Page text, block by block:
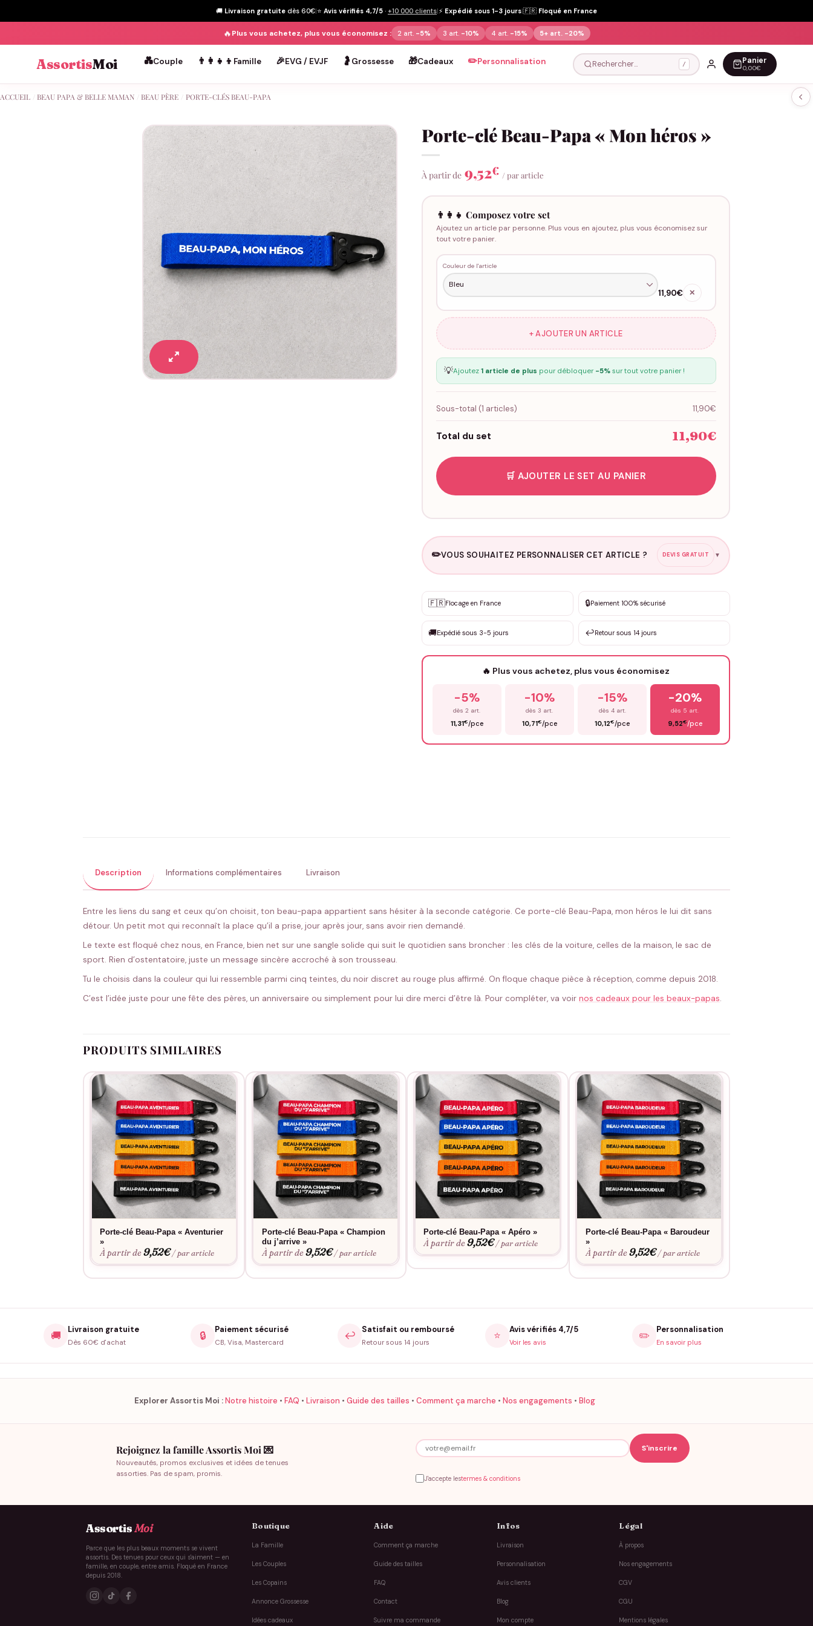
🚚 Livraison gratuite dès 60€|⭐ Avis vérifiés 4,7/5 · +10 000 clients|⚡ Expédié sous 1-3 jours|🇫🇷 Floqué en France
🔥Plus vous achetez, plus vous économisez : 2 art. -5% 3 art. -10% 4 art. -15% 5+ art. -20%
AssortisMoi 💑Couple 👨‍👩‍👧‍👦 Famille 🎉EVG / EVJF 🤰 Grossesse 🎁Cadeaux ✏️Personnalisation Rechercher… / Panier
0,00€
ACCUEIL BEAU PAPA & BELLE MAMAN BEAU PÈRE PORTE-CLÉS BEAU-PAPA
Porte-clé Beau-Papa « Mon héros »
À partir de 9,52€ / par article
👨‍👩‍👧 Composez votre set
Ajoutez un article par personne. Plus vous en ajoutez, plus vous économisez sur
tout votre panier.
Couleur de l'article
11,90€ ✕
+ AJOUTER UN ARTICLE
💡Ajoutez 1 article de plus pour débloquer -5%sur tout votre panier !
Sous-total (1 articles) 11,90€
Total du set 11,90€
🛒 AJOUTER LE SET AU PANIER
✏️VOUS SOUHAITEZ PERSONNALISER CET ARTICLE ? DEVIS GRATUIT ▼
✨ Personnalisation sur mesure
DEVIS GRATUIT · Personnalisation de 3 à 10€ selon la demande
Que souhaitez-vous ?
🇫🇷Flocage en France 🔒Paiement 100% sécurisé
🚚Expédié sous 3-5 jours ↩️Retour sous 14 jours
🔥 Plus vous achetez, plus vous économisez
-5%
dès 2 art.
11,31€/pce
-10%
dès 3 art.
10,71€/pce
-15%
dès 4 art.
10,12€/pce
-20%
dès 5 art.
9,52€/pce
Description Informations complémentaires Livraison
Entre les liens du sang et ceux qu’on choisit, ton beau-papa appartient sans hésiter à la seconde catégorie. Ce porte-clé Beau-Papa, mon héros le lui dit sans
détour. Un petit mot qui reconnaît la place qu’il a prise, jour après jour, sans avoir rien demandé.
Le texte est floqué chez nous, en France, bien net sur une sangle solide qui suit le quotidien sans broncher : les clés de la voiture, celles de la maison, le sac de
sport. Rien d’ostentatoire, juste un message sincère accroché à son trousseau.
Tu le choisis dans la couleur qui lui ressemble parmi cinq teintes, du noir discret au rouge plus affirmé. On floque chaque pièce à réception, comme depuis 2018.
C’est l’idée juste pour une fête des pères, un anniversaire ou simplement pour lui dire merci d’être là. Pour compléter, va voir nos cadeaux pour les beaux-papas.
PRODUITS SIMILAIRES
Porte-clé Beau-Papa « Aventurier
»
À partir de9,52€ / par article
Porte-clé Beau-Papa « Champion
du j’arrive »
À partir de9,52€ / par article
Porte-clé Beau-Papa « Apéro »
À partir de9,52€ / par article
Porte-clé Beau-Papa « Baroudeur
»
À partir de9,52€ / par article
🚚 Livraison gratuite
Dès 60€ d'achat
🔒 Paiement sécurisé
CB, Visa, Mastercard
↩️ Satisfait ou remboursé
Retour sous 14 jours
⭐ Avis vérifiés 4,7/5
Voir les avis ✏️ Personnalisation
En savoir plus
Explorer Assortis Moi :Notre histoire • FAQ • Livraison • Guide des tailles • Comment ça marche • Nos engagements • Blog
Rejoignez la famille Assortis Moi 💌
Nouveautés, promos exclusives et idées de tenues
assorties. Pas de spam, promis.
J'accepte lestermes & conditions
AssortisMoi
Parce que les plus beaux moments se vivent
assortis. Des tenues pour ceux qui s'aiment — en
famille, en couple, entre amis. Floqué en France
depuis 2018.
Boutique
La Famille
Les Couples
Les Copains
Annonce Grossesse
Idées cadeaux
Aide
Comment ça marche
Guide des tailles
FAQ
Contact
Suivre ma commande
Infos
Livraison
Personnalisation
Avis clients
Blog
Mon compte
Légal
À propos
Nos engagements
CGV
CGU
Mentions légales